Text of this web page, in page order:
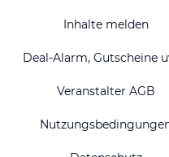
Inhalte melden
Deal-Alarm, Gutscheine
Veranstalter AGB